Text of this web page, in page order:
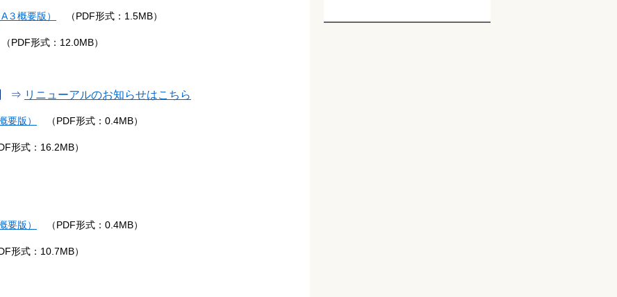
３概要版） （PDF形式：1.5MB）
PDF形式：12.0MB）
⇒ リニューアルのお知らせはこちら
要版） （PDF形式： 0.4MB）
形式：16.2MB）
要版） （PDF形式： 0.4MB）
形式：10.7MB）